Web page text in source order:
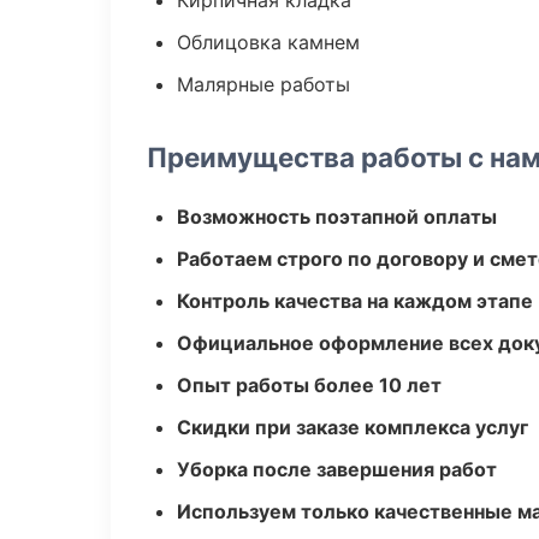
Облицовка камнем
Малярные работы
Преимущества работы с
Возможность поэтапной оплаты
Работаем строго по договору и
Контроль качества на каждом этапе
Официальное оформление всех
Опыт работы более 10 лет
Скидки при заказе комплекса услуг
Уборка после завершения работ
Используем только качественные